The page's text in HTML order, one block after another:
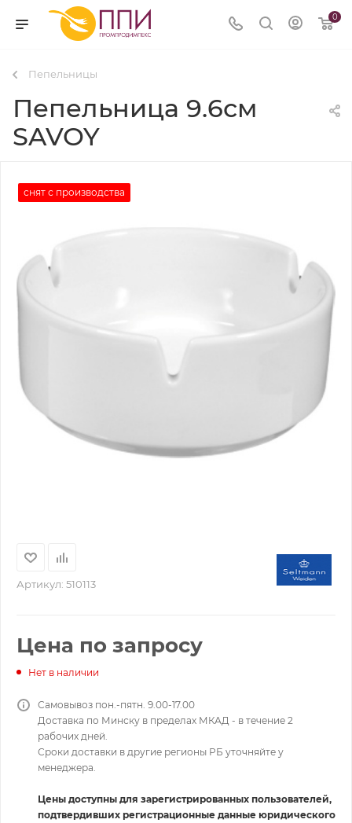
0
Пепельницы
Пепельница 9.6см
SAVOY
снят с производства
Артикул: 510113
Цена по запросу
Нет в наличии
Самовывоз пон.-пятн. 9.00-17.00
Доставка по Минску в пределах МКАД - в течение 2
рабочих дней.
Сроки доставки в другие регионы РБ уточняйте у
менеджера.
Цены доступны для зарегистрированных пользователей,
подтвердивших регистрационные данные юридического